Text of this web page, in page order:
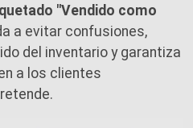
"Vendido como
a evitar confusiones,
del inventario y garantiza
a los clientes